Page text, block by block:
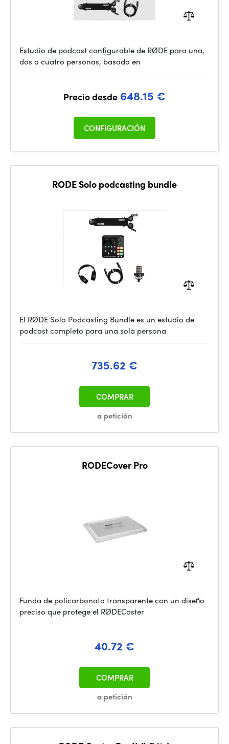
Estudio de podcast configurable de RØDE para una,
dos o cuatro personas, basado en
Precio desde 648.15 €
CONFIGURACIÓN
RODE Solo podcasting bundle
El RØDE Solo Podcasting Bundle es un estudio de
podcast completo para una sola persona
735.62 €
a petición
COMPRAR
RODECover Pro
Funda de policarbonato transparente con un diseño
preciso que protege el RØDECaster
40.72 €
a petición
COMPRAR